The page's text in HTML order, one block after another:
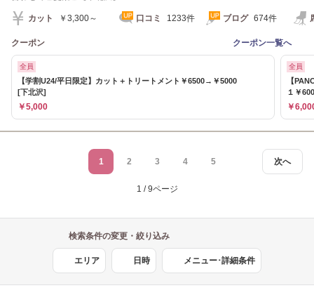
カット ￥3,300～ 口コミ 1233件 ブログ 674件
クーポン クーポン一覧へ
全員
【学割U24/平日限定】カット＋トリートメント￥6500→￥5000
[下北沢]
￥5,000
全員
【
１￥
￥
次へ
1 2 3 4 5
1 / 9ページ
検索条件の変更・絞り込み
エリア 日時 メニュー･詳細条件